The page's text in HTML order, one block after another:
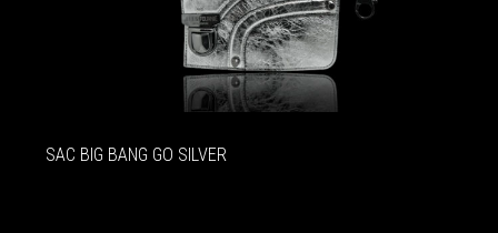
SAC BIG BANG GO SILVER